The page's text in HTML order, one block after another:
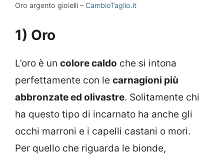
Oro argento gioielli – CambioTaglio.it
1) Oro
L’oro è un colore caldo che si intona
perfettamente con le carnagioni più
abbronzate ed olivastre. Solitamente chi
ha questo tipo di incarnato ha anche gli
occhi marroni e i capelli castani o mori.
Per quello che riguarda le bionde,